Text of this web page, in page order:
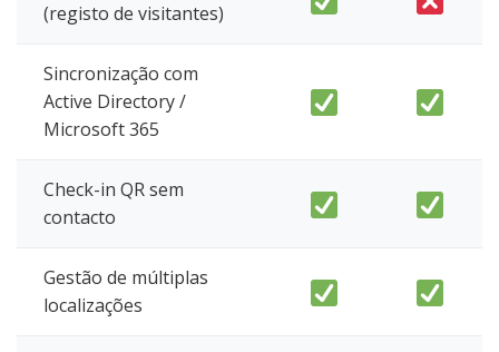
(registo de visitantes)
Sincronização com
Active Directory /
Microsoft 365
Check-in QR sem
contacto
Gestão de múltiplas
localizações